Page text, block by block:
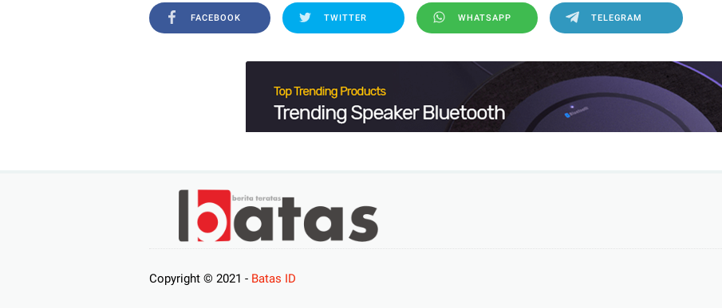
FACEBOOK TWITTER WHATSAPP TELEGRAM
Copyright © 2021 - Batas ID